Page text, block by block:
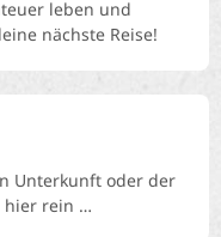
leben und
nächste Reise!
Unterkunft oder der
hier rein …